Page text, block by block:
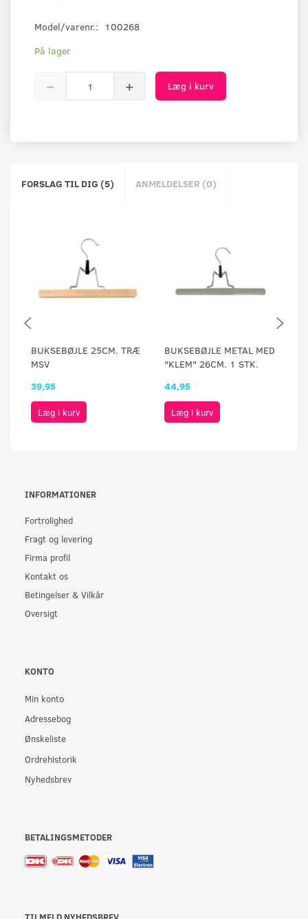
Model/varenr.:
100268
På lager
Læg i kurv
FORSLAG TIL DIG (5) ANMELDELSER (0)
BUKSEBØJLE 25CM. TRÆ
MSV
39,95
Læg i kurv
BUKSEBØJLE METAL MED
"KLEM" 26CM. 1 STK.
44,95
Læg i kurv
INFORMATIONER
Fortrolighed
Fragt og levering
Firma profil
Kontakt os
Betingelser & Vilkår
Oversigt
KONTO
Min konto
Adressebog
Ønskeliste
Ordrehistorik
Nyhedsbrev
BETALINGSMETODER
TILMELD NYHEDSBREV